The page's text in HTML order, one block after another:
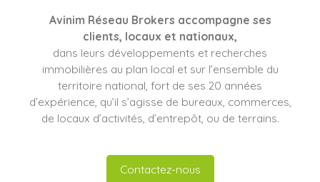
Avinim Réseau Brokers accompagne ses
clients, locaux et nationaux,
dans leurs développements et recherches
immobilières au plan local et sur l’ensemble du
territoire national, fort de ses 20 années
d’expérience, qu’il s’agisse de bureaux, commerces,
de locaux d’activités, d’entrepôt, ou de terrains.
Contactez-nous